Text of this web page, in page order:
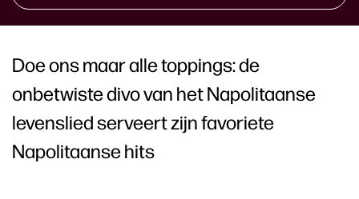
Doe ons maar alle toppings: de
onbetwiste divo van het Napolitaanse
levenslied serveert zijn favoriete
Napolitaanse hits